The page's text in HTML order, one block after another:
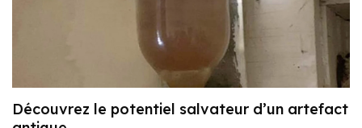
Découvrez le potentiel salvateur d’un artefact